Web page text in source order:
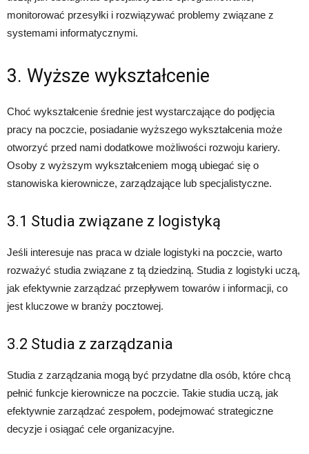
monitorować przesyłki i rozwiązywać problemy związane z
systemami informatycznymi.
3. Wyższe wykształcenie
Choć wykształcenie średnie jest wystarczające do podjęcia
pracy na poczcie, posiadanie wyższego wykształcenia może
otworzyć przed nami dodatkowe możliwości rozwoju kariery.
Osoby z wyższym wykształceniem mogą ubiegać się o
stanowiska kierownicze, zarządzające lub specjalistyczne.
3.1 Studia związane z logistyką
Jeśli interesuje nas praca w dziale logistyki na poczcie, warto
rozważyć studia związane z tą dziedziną. Studia z logistyki uczą,
jak efektywnie zarządzać przepływem towarów i informacji, co
jest kluczowe w branży pocztowej.
3.2 Studia z zarządzania
Studia z zarządzania mogą być przydatne dla osób, które chcą
pełnić funkcje kierownicze na poczcie. Takie studia uczą, jak
efektywnie zarządzać zespołem, podejmować strategiczne
decyzje i osiągać cele organizacyjne.